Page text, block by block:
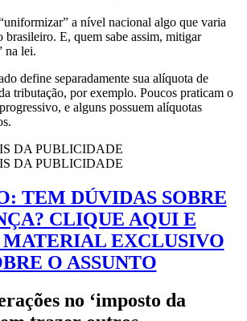
a nível nacional algo que varia
brasileiro. E, quem sabe assim, mitigar
na lei.
define separadamente sua alíquota de
tributação, por exemplo. Poucos praticam o
e alguns possuem alíquotas
DA PUBLICIDADE
DA PUBLICIDADE
TEM DÚVIDAS SOBRE
CLIQUE AQUI E
EXCLUSIVO
O ASSUNTO
no ‘imposto da